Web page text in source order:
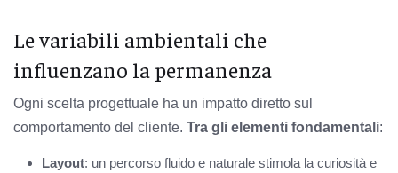
Le variabili ambientali che
influenzano la permanenza
Ogni scelta progettuale ha un impatto diretto sul
comportamento del cliente. Tra gli elementi fondamentali:
Layout: un percorso fluido e naturale stimola la curiosità e